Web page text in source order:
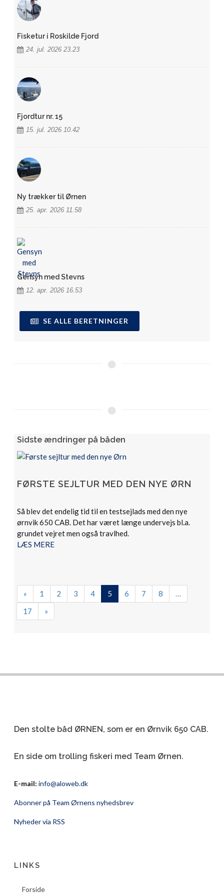
Fisketur i Roskilde Fjord
24. jul. 2026 23.23
Fjordtur nr. 15
15. jul. 2026 10.42
Ny trækker til Ørnen
25. apr. 2026 11.58
Gensyn med Stevns
12. apr. 2026 16.53
SE ALLE BERETNINGER
Sidste ændringer på båden
FØRSTE SEJLTUR MED DEN NYE ØRN
Så blev det endelig tid til en testsejlads med den nye
ørnvik 650 CAB. Det har været længe undervejs bl.a.
grundet vejret men også travlhed.
LÆS MERE
« 1 2 3 4 5 (nuværende)
6 7 8
…
17
»
Den stolte båd ØRNEN, som er en Ørnvik 650 CAB.
En side om trolling fiskeri med Team Ørnen.
E-mail: info@aloweb.dk
Abonner på Team Ørnens nyhedsbrev
Nyheder via RSS
LINKS
Forside